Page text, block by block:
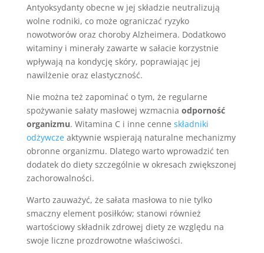
Antyoksydanty obecne w jej składzie neutralizują
wolne rodniki, co może ograniczać ryzyko
nowotworów oraz choroby Alzheimera. Dodatkowo
witaminy i minerały zawarte w sałacie korzystnie
wpływają na kondycję skóry, poprawiając jej
nawilżenie oraz elastyczność.
Nie można też zapominać o tym, że regularne
spożywanie sałaty masłowej wzmacnia odporność
organizmu. Witamina C i inne cenne składniki
odżywczeaktywnie wspierają naturalne mechanizmy
obronne organizmu. Dlatego warto wprowadzić ten
dodatek do diety szczególnie w okresach zwiększonej
zachorowalności.
Warto zauważyć, że sałata masłowa to nie tylko
smaczny element posiłków; stanowi również
wartościowy składnik zdrowej diety ze względu na
swoje liczne prozdrowotne właściwości.